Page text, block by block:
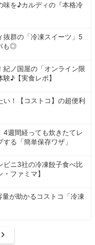
味を♪カルディの『本格冷
抜群の「冷凍スイーツ」5
も◎
ノ国屋の「オンライン限
♪【実食レポ】
！【コストコ】の超便利
4週間経っても炊きたてレ
る「簡単保存ワザ」
ビニ3社の冷凍餃子食べ比
ファミマ】
が助かるコストコ「冷凍